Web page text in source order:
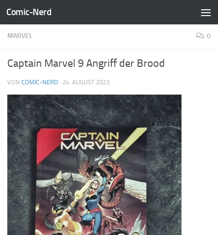
Zum Inhalt springen
Comic-Nerd
MARVEL 0
Captain Marvel 9 Angriff der Brood
VON COMIC-NERD · 24. AUGUST 2023